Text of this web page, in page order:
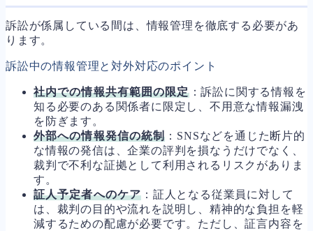
訴訟が係属している間は、情報管理を徹底する必要があ
ります。
訴訟中の情報管理と対外対応のポイント
社内での情報共有範囲の限定：訴訟に関する情報を
知る必要のある関係者に限定し、不用意な情報漏洩
を防ぎます。
外部への情報発信の統制 ：SNSなどを通じた断片的
な情報の発信は、企業の評判を損なうだけでなく、
裁判で不利な証拠として利用されるリスクがありま
す。
証人予定者へのケア ：証人となる従業員に対して
は、裁判の目的や流れを説明し、精神的な負担を軽
減するための配慮が必要です。ただし、証言内容を